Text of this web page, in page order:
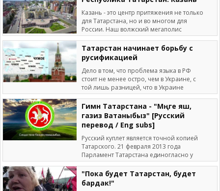
Казань - это центр притяжения не только
для Татарстана, но и во многом для
России. Наш волжский мегаполис
Татарстан начинает борьбу с
русификацией
Дело в том, что проблема языка в РФ
стоит не менее остро, чем в Украине, с
той лишь разницей, что в Украине
Гимн Татарстана - "Мәңге яшә,
газиз Ватаныбыз" [Русский
перевод / Eng subs]
Русский куплет является точной копией
Татарского. 21 февраля 2013 года
Парламент Татарстана единогласно у
"Пока будет Татарстан, будет
бардак!"